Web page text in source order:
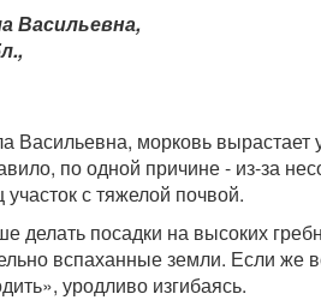
Васильевна,
морковь вырастает
по одной причине - из-за
с тяжелой почвой.
делать посадки на высоких
вспаханные земли. Если же
уродливо изгибаясь.